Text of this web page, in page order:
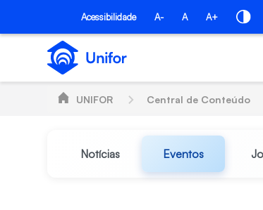
Pular para o Conteúdo principal
Acessibilidade A- A A+
UNIFOR Central de Conteúdo
Notícias Eventos